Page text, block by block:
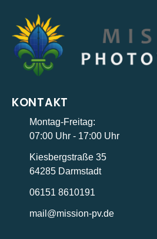
KONTAKT
Montag-Freitag:
07:00 Uhr - 17:00 Uhr
Kiesbergstraße 35
64285 Darmstadt
06151 8610191
mail@mission-pv.de